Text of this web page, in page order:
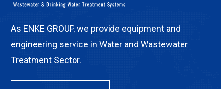
As ENKE GROUP, we provide equipment and
engineering service in Water and Wastewater
Treatment Sector.